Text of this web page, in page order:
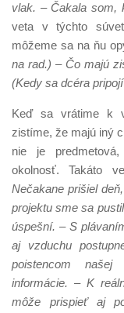
vlak. – Čakala som,
veta v týchto
môžeme sa na ňu
na rad.) – Čo majú
(Kedy sa dcéra
Keď sa vrátime k
zistíme, že majú iný
nie je
okolnosť. Takáto
Nečakane prišiel
projektu sme sa
úspešní. – S
aj vzduchu
poistencom
informácie. – K
môže prispieť aj